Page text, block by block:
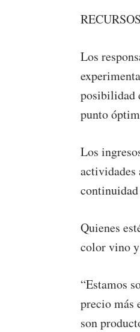
Los
posibilidad
punto
Los
actividades
Quienes
color vino
“Estamos
precio más
son